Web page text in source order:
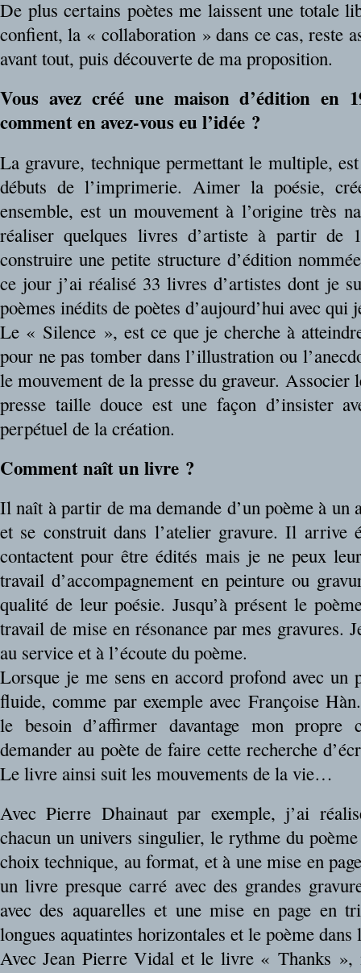
De plus certains poètes me laissent une totale
confient, la « collaboration » dans ce cas, reste
avant tout, puis découverte de ma proposition.
Vous avez créé une maison d’édition en
comment en avez-vous eu l’idée ?
La gravure, technique permettant le multiple,
débuts de l’imprimerie. Aimer la poésie,
ensemble, est un mouvement à l’origine très
réaliser quelques livres d’artiste à partir de
construire une petite structure d’édition
ce jour j’ai réalisé 33 livres d’artistes dont je
poèmes inédits de poètes d’aujourd’hui avec qui
Le « Silence », est ce que je cherche à
pour ne pas tomber dans l’illustration ou
le mouvement de la presse du graveur.
presse taille douce est une façon d’insister
perpétuel de la création.
Comment naît un livre ?
Il naît à partir de ma demande d’un poème à un
et se construit dans l’atelier gravure. Il arrive
contactent pour être édités mais je ne peux
travail d’accompagnement en peinture ou
qualité de leur poésie. Jusqu’à présent le
travail de mise en résonance par mes gravures.
au service et à l’écoute du poème.
Lorsque je me sens en accord profond avec
fluide, comme par exemple avec Françoise
le besoin d’affirmer davantage mon propre
demander au poète de faire cette recherche
Le livre ainsi suit les mouvements de la vie…
Avec Pierre Dhainaut par exemple, j’ai
chacun un univers singulier, le rythme du
choix technique, au format, et à une mise en
un livre presque carré avec des grandes
avec des aquarelles et une mise en page en
longues aquatintes horizontales et le poème dans
Avec Jean Pierre Vidal et le livre « Thanks »,